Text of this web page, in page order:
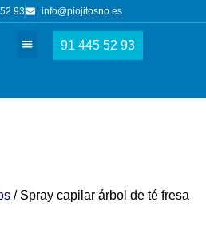
93 info@piojitosno.es
91 445 52 93
/ Spray capilar árbol de té fresa